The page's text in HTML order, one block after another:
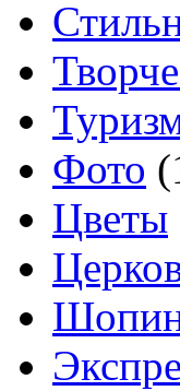
Фото
Цветы